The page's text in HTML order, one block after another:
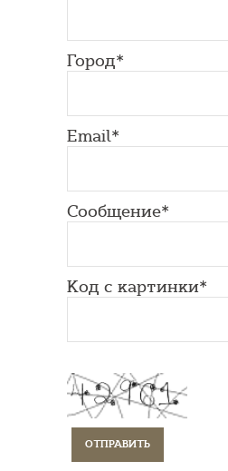
Город*
Email*
Сообщение*
Код с картинки*